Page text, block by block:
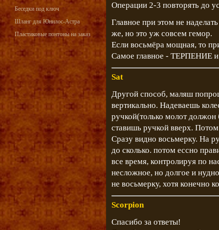
Беседки под ключ
Шланг для Юнилос-Астра
Пластиковые понтоны на заказ
Операции 2-3 повторять до
Главное при этом не
же, но это уж совсем гемор.
Если восьмёра мощная, то
Самое главное - ТЕРПЕНИЕ и
Sat
Другой способ, маляш
вертикально. Надеваешь
ручкой(только молот
ставишь ручкой вверх.
Сразу видно восьмерку. На
до сколько. потом ессно
все время, контролируя по
несложное, но долгое и
не восьмерку, хотя конечно
Scorpion
Спасибо за ответы!